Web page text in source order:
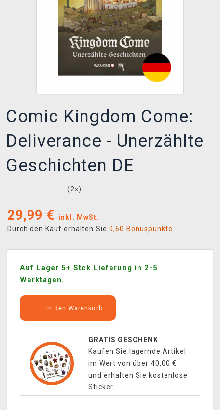
Comic Kingdom Come:
Deliverance - Unerzählte
Geschichten DE
(2x)
29,99 €
inkl. MwSt.
Durch den Kauf erhalten Sie 0,60 Bonuspunkte
Auf Lager 5+ Stck Lieferung in 2-5
Werktagen.
In den Warenkorb
GRATIS GESCHENK
Kaufen Sie lagernde Artikel
im Wert von über 40,00 €
und erhalten Sie kostenlose
Sticker.